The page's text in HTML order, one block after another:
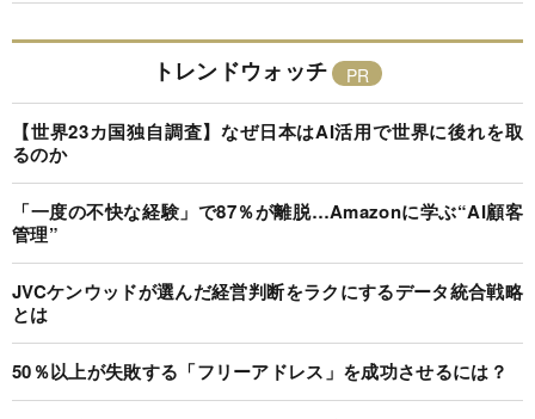
トレンドウォッチ
【世界23カ国独自調査】なぜ日本はAI活用で世界に後れを取
るのか
「一度の不快な経験」で87％が離脱…Amazonに学ぶ“AI顧客
管理”
JVCケンウッドが選んだ経営判断をラクにするデータ統合戦略
とは
50％以上が失敗する「フリーアドレス」を成功させるには？